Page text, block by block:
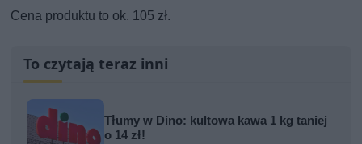
Cena produktu to ok. 105 zł.
To czytają teraz inni
Tłumy w Dino: kultowa kawa 1 kg taniej
o 14 zł!